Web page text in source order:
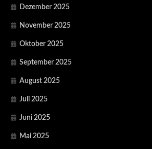
Dezember 2025
November 2025
Oktober 2025
September 2025
August 2025
Juli 2025
Juni 2025
Mai 2025